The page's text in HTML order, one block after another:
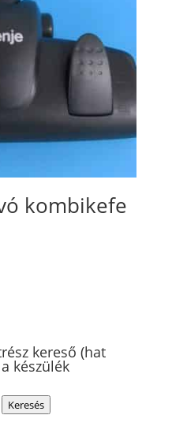
kombikefe
kereső (hat
készülék
Keresés